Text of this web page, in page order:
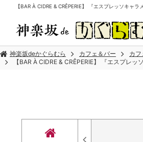
【BAR À CIDRE & CRÊPERIE】 『エスプレッソキ
神楽坂deかぐらむら カフェ＆バー カ
【BAR À CIDRE & CRÊPERIE】 『エスプレ